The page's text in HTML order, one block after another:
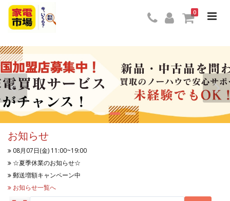
0
お知らせ
08月07日(金) 11:00~19:00
☆夏季休業のお知らせ☆
郵送増額キャンペーン中
お知らせ一覧へ